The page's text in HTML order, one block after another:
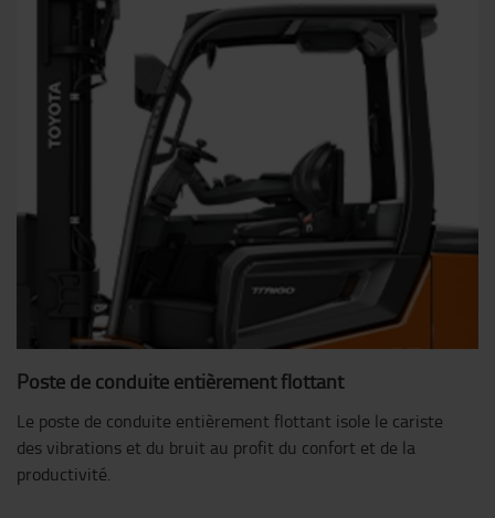
Poste de conduite entièrement flottant
Le poste de conduite entièrement flottant isole le cariste
des vibrations et du bruit au profit du confort et de la
productivité.